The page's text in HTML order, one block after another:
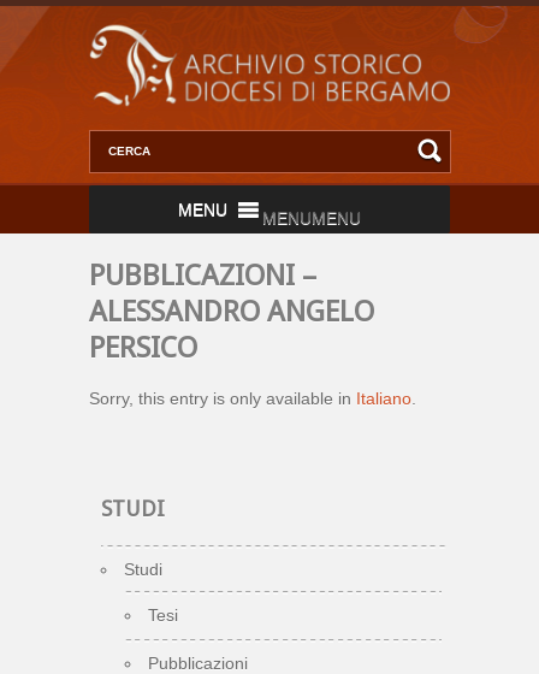
MENUMENU
PUBBLICAZIONI –
ALESSANDRO ANGELO
PERSICO
Sorry, this entry is only available in Italiano
STUDI
Studi
Tesi
Pubblicazioni